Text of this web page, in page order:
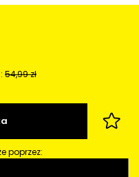
54,99 zł
poprzez: